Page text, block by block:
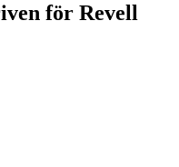
för Revell